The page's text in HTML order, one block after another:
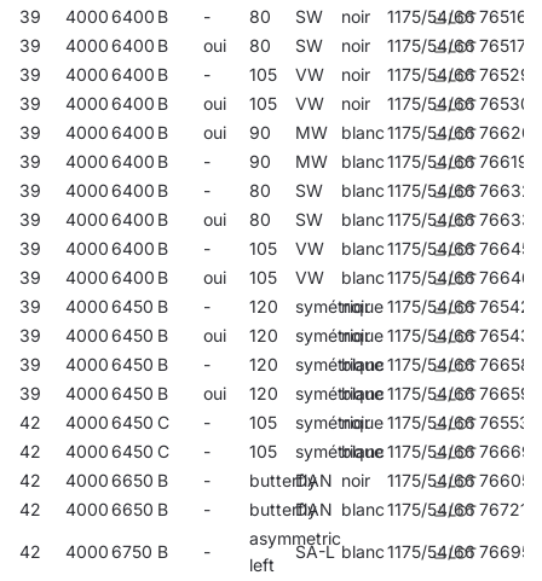
39
40006400 B - 80 SW noir 1175/54/66765162
39
40006400 B oui 80 SW noir 1175/54/66765179
39
40006400 B - 105 VW noir 1175/54/66765292
39
40006400 B oui 105 VW noir 1175/54/66765308
39
40006400 B oui 90 MW blanc1175/54/66766206
39
40006400 B - 90 MW blanc1175/54/66766190
39
40006400 B - 80 SW blanc1175/54/66766329
39
40006400 B oui 80 SW blanc1175/54/66766336
39
40006400 B - 105 VW blanc1175/54/66766459
39
40006400 B oui 105 VW blanc1175/54/66766466
39
40006450 B - 120 symétrique
noir 1175/54/66765421
39
40006450 B oui 120 symétrique
noir 1175/54/66765438
39
40006450 B - 120 symétrique
blanc1175/54/66766589
39
40006450 B oui 120 symétrique
blanc1175/54/66766596
42
40006450 C - 105 symétrique
noir 1175/54/66765537
42
40006450 C - 105 symétrique
blanc1175/54/66766695
42
40006650 B - butterfly
DAN noir 1175/54/66766053
42
40006650 B - butterfly
DAN blanc1175/54/66767210
42 40006750 B -
asymmetric
left
SA-L blanc1175/54/66766954